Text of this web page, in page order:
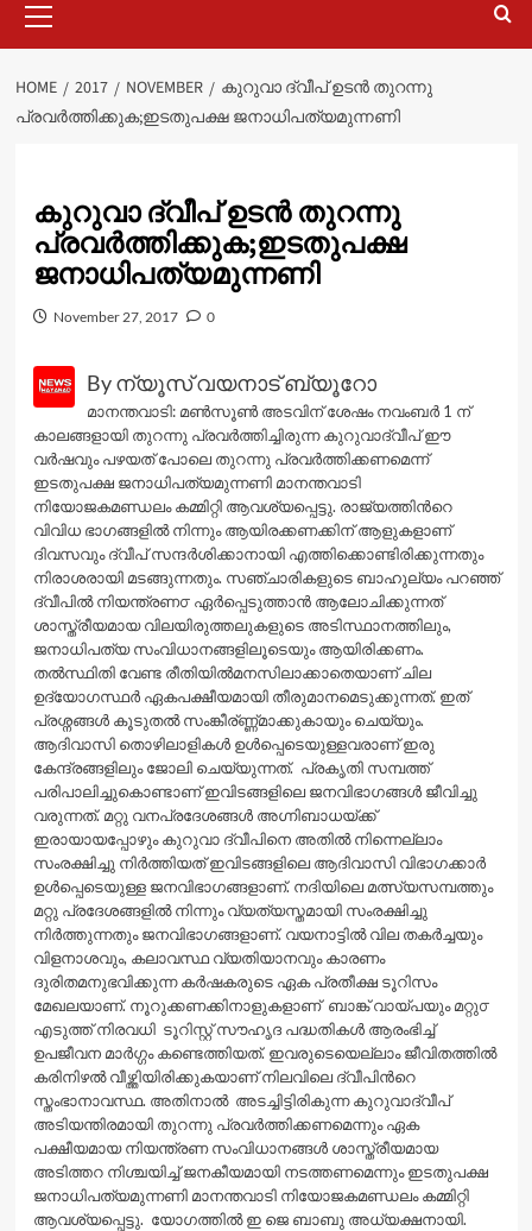
Menu
HOME 2017 NOVEMBER
കുറുവാ ദ്വീപ്‌ ഉടന്‍ തുറന്നു
പ്രവര്‍ത്തിക്കുക;ഇടതുപക്ഷ ജനാധിപത്യമുന്നണി
കുറുവാ ദ്വീപ്‌ ഉടന്‍ തുറന്നു
പ്രവര്‍ത്തിക്കുക;ഇടതുപക്ഷ
ജനാധിപത്യമുന്നണി
November 27, 2017 0
By ന്യൂസ് വയനാട് ബ്യൂറോ
മാനന്തവാടി: മണ്‍സൂണ്‍ അടവിന് ശേഷം നവംബര്‍ 1 ന്
കാലങ്ങളായി തുറന്നു പ്രവര്‍ത്തിച്ചിരുന്ന കുറുവാദ്വീപ്‌ ഈ
വര്‍ഷവും പഴയത് പോലെ തുറന്നു പ്രവര്‍ത്തിക്കണമെന്ന്
ഇടതുപക്ഷ ജനാധിപത്യമുന്നണി മാനന്തവാടി
നിയോജകമണ്ഡലം കമ്മിറ്റി ആവശ്യപ്പെട്ടു. രാജ്യത്തിന്‍റെ
വിവിധ ഭാഗങ്ങളില്‍ നിന്നും ആയിരക്കണക്കിന് ആളുകളാണ്
ദിവസവും ദ്വീപ്‌ സന്ദര്‍ശിക്കാനായി എത്തിക്കൊണ്ടിരിക്കുന്നതും
നിരാശരായി മടങ്ങുന്നതും. സഞ്ചാരികളുടെ ബാഹുല്യം പറഞ്ഞ്
ദ്വീപില്‍ നിയന്ത്രണ൦ ഏര്‍പ്പെടുത്താന്‍ ആലോചിക്കുന്നത്
ശാസ്ത്രീയമായ വിലയിരുത്തലുകളുടെ അടിസ്ഥാനത്തിലും,
ജനാധിപത്യ സംവിധാനങ്ങളിലൂടെയും ആയിരിക്കണം.
തല്‍സ്ഥിതി വേണ്ട രീതിയില്‍മനസിലാക്കാതെയാണ് ചില
ഉദ്യോഗസ്ഥര്‍ ഏകപക്ഷീയമായി തീരുമാനമെടുക്കുന്നത്. ഇത്
പ്രശ്നങ്ങള്‍ കൂടുതല്‍ സംങ്കീര്ണ്ണ്‍മാക്കുകായും ചെയ്യും.
ആദിവാസി തൊഴിലാളികള്‍ ഉള്‍പ്പെടെയുള്ളവരാണ് ഇരു
കേന്ദ്രങ്ങളിലും ജോലി ചെയ്യുന്നത്. പ്രകൃതി സമ്പത്ത്
പരിപാലിച്ചുകൊണ്ടാണ് ഇവിടങ്ങളിലെ ജനവിഭാഗങ്ങള്‍ ജീവിച്ചു
വരുന്നത്. മറ്റു വനപ്രദേശങ്ങള്‍ അഗ്നിബാധയ്ക്ക്
ഇരായായപ്പോഴും കുറുവാ ദ്വീപിനെ അതില്‍ നിന്നെല്ലാം
സംരക്ഷിച്ചു നിര്‍ത്തിയത് ഇവിടങ്ങളിലെ ആദിവാസി വിഭാഗക്കാര്‍
ഉള്‍പ്പെടെയുള്ള ജനവിഭാഗങ്ങളാണ്. നദിയിലെ മത്സ്യസമ്പത്തും
മറ്റു പ്രദേശങ്ങളില്‍ നിന്നും വ്യത്യസ്തമായി സംരക്ഷിച്ചു
നിര്‍ത്തുന്നതും ജനവിഭാഗങ്ങളാണ്. വയനാട്ടില്‍ വില തകര്‍ച്ചയും
വിളനാശവും, കലാവസ്ഥ വ്യതിയാനവും കാരണം
ദുരിതമനുഭവിക്കുന്ന കര്‍ഷകരുടെ ഏക പ്രതീക്ഷ ടൂറിസം
മേഖലയാണ്. നൂറുക്കണക്കിനാളുകളാണ് ബാങ്ക് വായ്പയും മറ്റു൦
എടുത്ത് നിരവധി ടൂറിസ്റ്റ് സൗഹൃദ പദ്ധതികള്‍ ആരംഭിച്ച്
ഉപജീവന മാര്‍ഗ്ഗം കണ്ടെത്തിയത്. ഇവരുടെയെല്ലാം ജീവിതത്തില്‍
കരിനിഴല്‍ വീഴ്ത്തിയിരിക്കുകയാണ് നിലവിലെ ദ്വീപിന്‍റെ
സ്തംഭാനാവസ്ഥ. അതിനാല്‍ അടച്ചിട്ടിരികുന്ന കുറുവാദ്വീപ്‌
അടിയന്തിരമായി തുറന്നു പ്രവര്‍ത്തിക്കണമെന്നും ഏക
പക്ഷീയമായ നിയന്ത്രണ സംവിധാനങ്ങള്‍ ശാസ്ത്രീയമായ
അടിത്തറ നിശ്ചയിച്ച് ജനകീയമായി നടത്തണമെന്നും ഇടതുപക്ഷ
ജനാധിപത്യമുന്നണി മാനന്തവാടി നിയോജകമണ്ഡലം കമ്മിറ്റി
ആവശ്യപ്പെട്ടു. യോഗത്തില്‍ ഇ ജെ ബാബു അധ്യക്ഷനായി.